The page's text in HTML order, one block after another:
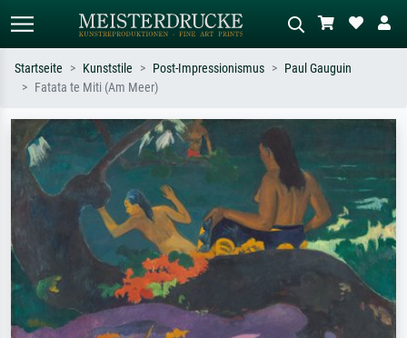
Suchen Sie nach Künstlern, Werktiteln
oder Stilen – z.B. Monet,
Sternennacht, Impressionismus, Welle
Hokusai, Akt.
Wiese, Abstrakt mit viel Rot, Dunkles
Ölgemälde, Stehender Akt neben einem
Baum.
Startseite Kunststile Post-Impressionismus
Paul Gauguin
Fatata te Miti (Am Meer)